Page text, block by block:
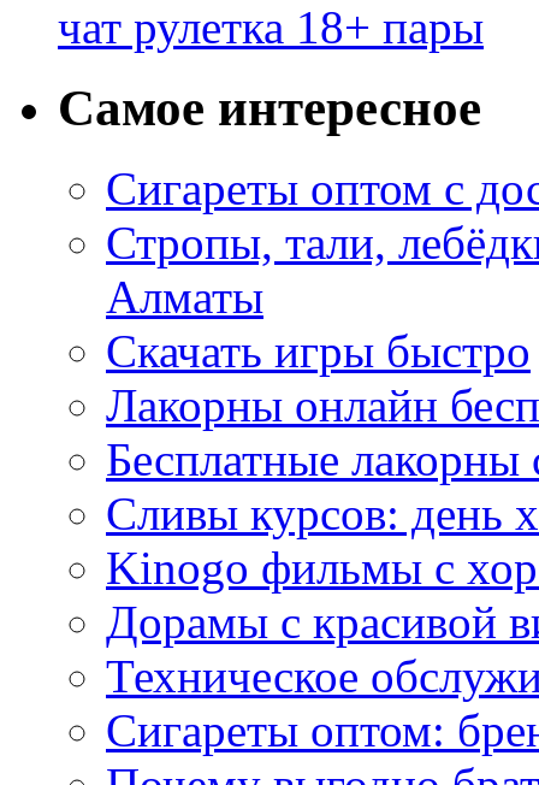
чат рулетка 18+ пары
Самое интересное
Сигареты оптом с
Стропы, тали,
Алматы
Скачать игры быстро
Лакорны онлайн
Бесплатные лакорны
Сливы курсов: день
Kinogo фильмы с
Дорамы с красивой
Техническое
Сигареты оптом: